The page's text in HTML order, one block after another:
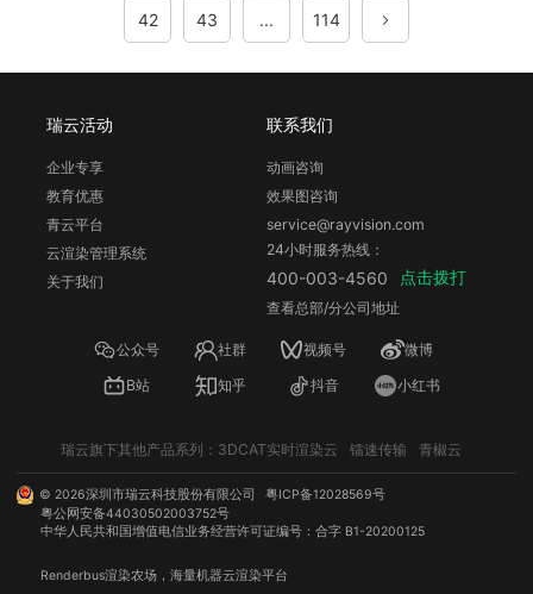
42 43 ... 114
瑞云活动
企业专享
教育优惠
青云平台
云渲染管理系统
关于我们
联系我们
动画咨询
效果图咨询
service@rayvision.com
24小时服务热线：
400-003-4560 点击拨打
查看总部/分公司地址
公众号 社群 视频号
微博
B站
知乎 抖音 小红书
瑞云旗下其他产品系列： 3DCAT实时渲染云 镭速传输 青椒云
© 2026深圳市瑞云科技股份有限公司
粤ICP备12028569号
粤公网安备44030502003752号
中华人民共和国增值电信业务经营许可证编号：合字 B1-20200125
Renderbus渲染农场 ，海量机器云渲染平台